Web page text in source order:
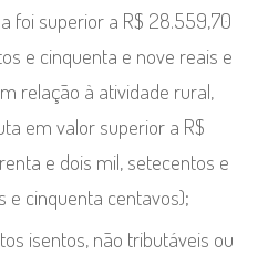
foi superior a R$ 28.559,70
e cinquenta e nove reais e
relação à atividade rural,
em valor superior a R$
e dois mil, setecentos e
e cinquenta centavos);
isentos, não tributáveis ou